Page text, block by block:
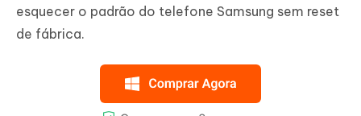
esquecer o padrão do telefone Samsung sem reset
de fábrica.